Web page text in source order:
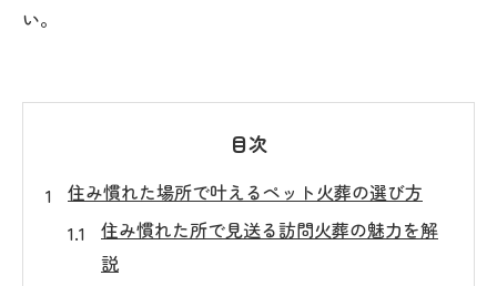
い。
目次
住み慣れた場所で叶えるペット火葬の選び方
住み慣れた所で見送る訪問火葬の魅力を解
説